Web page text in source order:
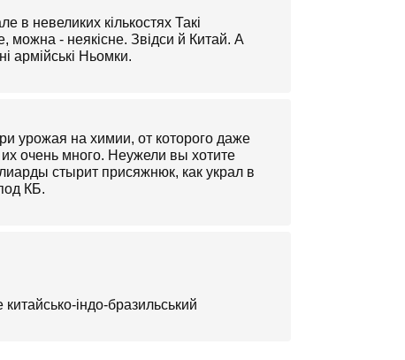
в невеликих кількостях Такі
можна - неякісне. Звідси й Китай. А
армійські Ньомки.
урожая на химии, от которого даже
их очень много. Неужели вы хотите
стырит присяжнюк, как украл в
КБ.
індо-бразильський